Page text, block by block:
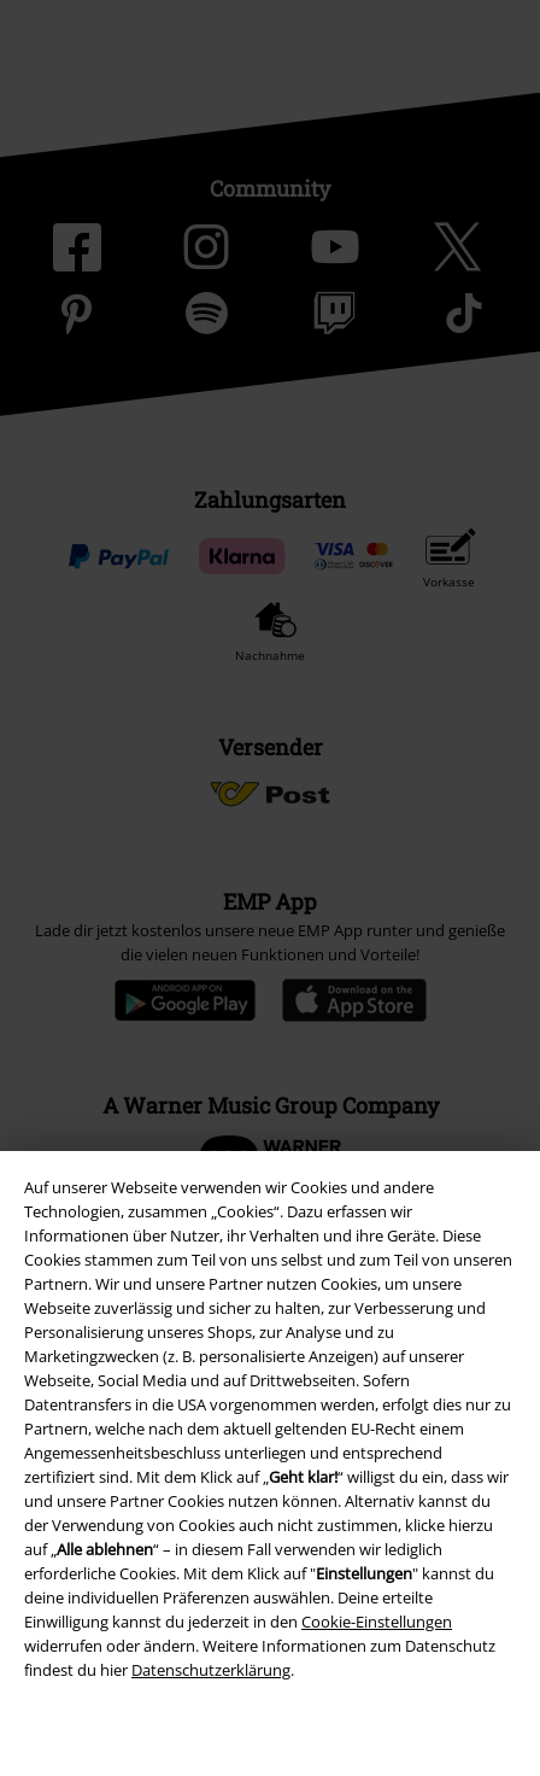
Auf unserer Webseite verwenden wir Cookies und andere
Technologien, zusammen „Cookies“. Dazu erfassen wir
Informationen über Nutzer, ihr Verhalten und ihre Geräte. Diese
Cookies stammen zum Teil von uns selbst und zum Teil von unseren
Partnern. Wir und unsere Partner nutzen Cookies, um unsere
Webseite zuverlässig und sicher zu halten, zur Verbesserung und
Personalisierung unseres Shops, zur Analyse und zu
Marketingzwecken (z. B. personalisierte Anzeigen) auf unserer
Webseite, Social Media und auf Drittwebseiten. Sofern
Datentransfers in die USA vorgenommen werden, erfolgt dies nur zu
Partnern, welche nach dem aktuell geltenden EU-Recht einem
Angemessenheitsbeschluss unterliegen und entsprechend
zertifiziert sind. Mit dem Klick auf „Geht klar!“ willigst du ein, dass wir
und unsere Partner Cookies nutzen können. Alternativ kannst du
der Verwendung von Cookies auch nicht zustimmen, klicke hierzu
auf „Alle ablehnen“ – in diesem Fall verwenden wir lediglich
erforderliche Cookies. Mit dem Klick auf "Einstellungen" kannst du
deine individuellen Präferenzen auswählen. Deine erteilte
Einwilligung kannst du jederzeit in den Cookie-Einstellungen
widerrufen oder ändern. Weitere Informationen zum Datenschutz
findest du hier Datenschutzerklärung.
Community
Zahlungsarten
Vorkasse
Nachnahme
Versender
EMP App
Lade dir jetzt kostenlos unsere neue EMP App runter und genieße
die vielen neuen Funktionen und Vorteile!
A Warner Music Group Company
Rechtliches
AGB
Impressum
Datenschutz
Entsorgung und Umweltschutz